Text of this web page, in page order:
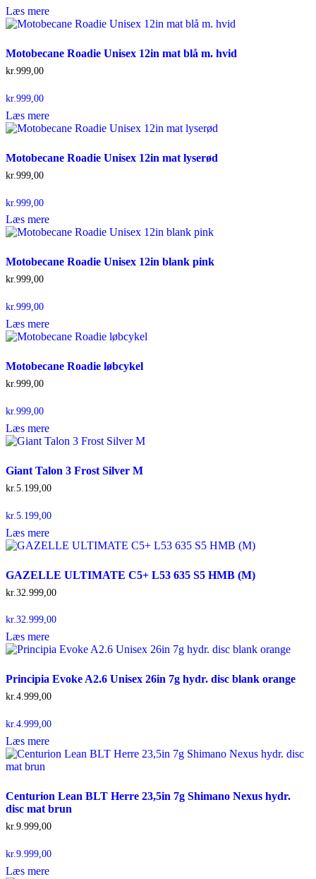
Læs mere
Motobecane Roadie Unisex 12in mat blå m. hvid
kr.999,00
kr. 999,00
Læs mere
Motobecane Roadie Unisex 12in mat lyserød
kr. 999,00
kr. 999,00
Læs mere
Motobecane Roadie Unisex 12in blank pink
kr.999,00
kr.999,00
Læs mere
Motobecane Roadie løbcykel
kr.999,00
kr. 999,00
Læs mere
Giant Talon 3 Frost Silver M
kr. 5.199,00
kr. 5.199,00
Læs mere
GAZELLE ULTIMATE C5+ L53 635 S5 HMB (M)
kr. 32.999,00
kr.32.999,00
Læs mere
Principia Evoke A2.6 Unisex 26in 7g hydr. disc blank orange
kr.4.999,00
kr.4.999,00
Læs mere
Centurion Lean BLT Herre 23,5in 7g Shimano Nexus hydr.
disc mat brun
kr. 9.999,00
kr. 9.999,00
Læs mere